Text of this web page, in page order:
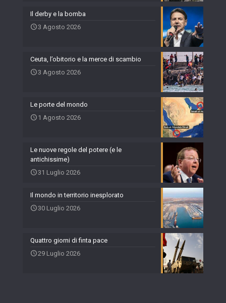
Il derby e la bomba
3 Agosto 2026
Ceuta, l’obitorio e la merce di scambio
3 Agosto 2026
Le porte del mondo
1 Agosto 2026
Le nuove regole del potere (e le
antichissime)
31 Luglio 2026
Il mondo in territorio inesplorato
30 Luglio 2026
Quattro giorni di finta pace
29 Luglio 2026